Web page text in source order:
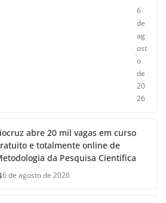
6
de
ag
ost
o
de
20
26
abre 20 mil vagas em curso
e totalmente online de
da Pesquisa Científica
6 de agosto de 2026